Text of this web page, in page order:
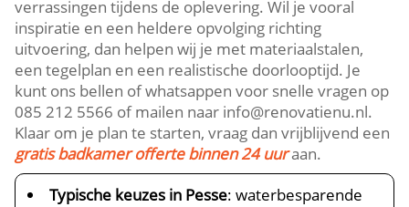
verrassingen tijdens de oplevering. Wil je vooral
inspiratie en een heldere opvolging richting
uitvoering, dan helpen wij je met materiaalstalen,
een tegelplan en een realistische doorlooptijd. Je
kunt ons bellen of whatsappen voor snelle vragen op
085 212 5566 of mailen naar info@renovatienu.nl.
Klaar om je plan te starten, vraag dan vrijblijvend een
gratis badkamer offerte binnen 24 uuraan.
Typische keuzes in Pesse: waterbesparende